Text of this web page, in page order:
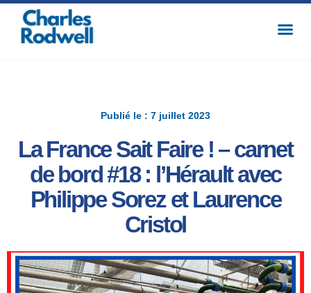
Publié le : 7 juillet 2023
La France Sait Faire ! – carnet
de bord #18 : l’Hérault avec
Philippe Sorez et Laurence
Cristol